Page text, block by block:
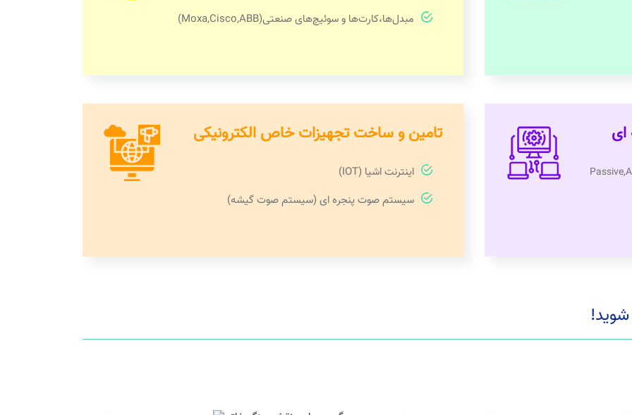
مبدل‌ها،کارت‌ها و سوئیچ‌های صنعتی(Moxa,Cisco,ABB)
ای تامین و ساخت تجهیزات خاص الکترونیکی
اینترنت اشیا (IOT)
سیستم صوت پنجره ای (سیستم صوت گیشه)
شوید!